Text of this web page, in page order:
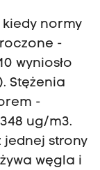
normy
-
wyniosło
Stężenia
-
ug/m3.
jednej strony
węgla i